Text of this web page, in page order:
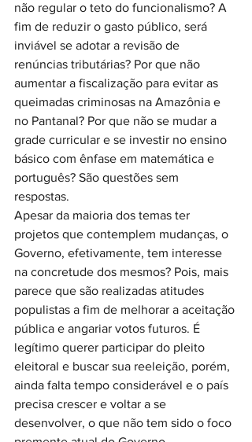
não regular o teto do funcionalismo? A
fim de reduzir o gasto público, será
inviável se adotar a revisão de
renúncias tributárias? Por que não
aumentar a fiscalização para evitar as
queimadas criminosas na Amazônia e
no Pantanal? Por que não se mudar a
grade curricular e se investir no ensino
básico com ênfase em matemática e
português? São questões sem
respostas.
Apesar da maioria dos temas ter
projetos que contemplem mudanças, o
Governo, efetivamente, tem interesse
na concretude dos mesmos? Pois, mais
parece que são realizadas atitudes
populistas a fim de melhorar a aceitação
pública e angariar votos futuros. É
legítimo querer participar do pleito
eleitoral e buscar sua reeleição, porém,
ainda falta tempo considerável e o país
precisa crescer e voltar a se
desenvolver, o que não tem sido o foco